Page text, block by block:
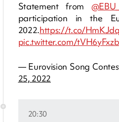
Statement from
participation in the
2022.https://t.co/
pic.twitter.com/
— Eurovision Song
25, 2022
20:30